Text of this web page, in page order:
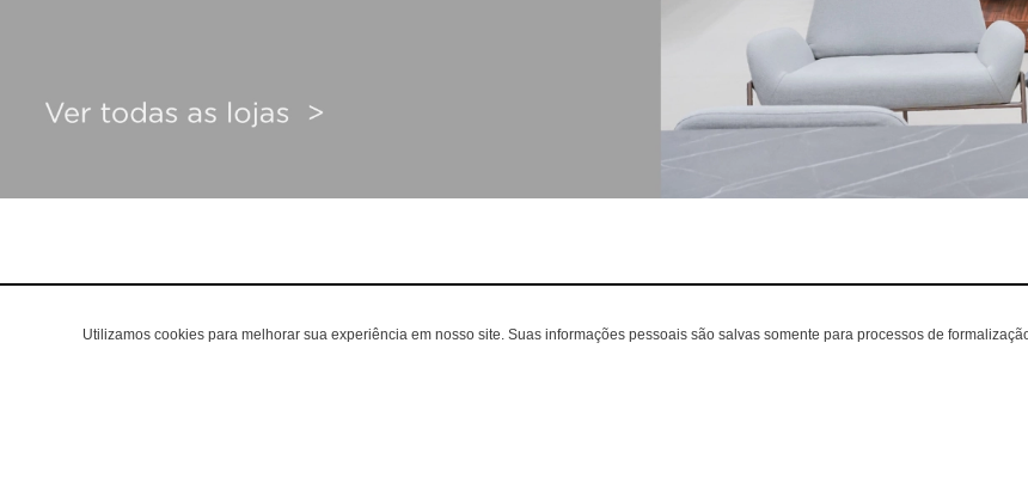
Utilizamos cookies para melhorar sua experiência em nosso site. Suas informações pessoais são salvas somente para processos de